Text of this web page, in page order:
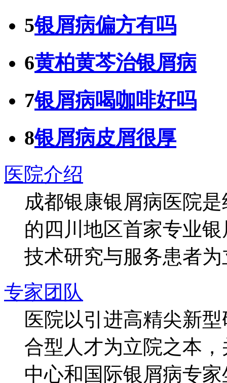
5银屑病偏方有吗
6黄柏黄芩治银屑病
7银屑病喝咖啡好吗
8银屑病皮屑很厚
医院介绍
成都银康银屑病医院
的四川地区首家专业
技术研究与服务患者
专家团队
医院以引进高精尖新
合型人才为立院之本
中心和国际银屑病专